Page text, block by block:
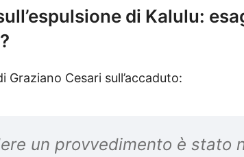
di Kalulu:
Graziano Cesari sull’accaduto:
un provvedimento è stato